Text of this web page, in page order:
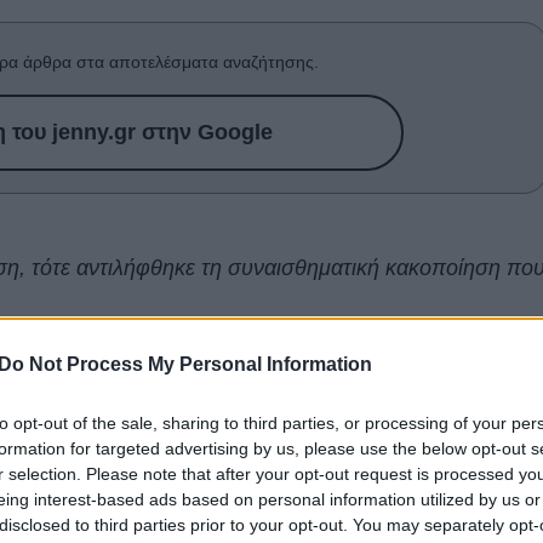
Do Not Process My Personal Information
opt-out of the sale, sharing to third parties, or processing of your
for targeted advertising by us, please use the below opt-out
selection. Please note that after your opt-out request is processed
interest-based ads based on personal information utilized by us
to third parties prior to your opt-out. You may separately
άρθρα στα αποτελέσματα αναζήτησης.
του jenny.gr στην Google
τότε αντιλήφθηκε τη συναισθηματική κακοποίηση
Γι' αυτό και είναι δύσκολο να καταλάβεις αν
της δεν είναι ορατά. Αυτό συνέβη και στην Anna
της το σενάριο της καινούριας της ταινίας,
γυναίκας, η οποία προσπαθεί να βγει από αυτή και να